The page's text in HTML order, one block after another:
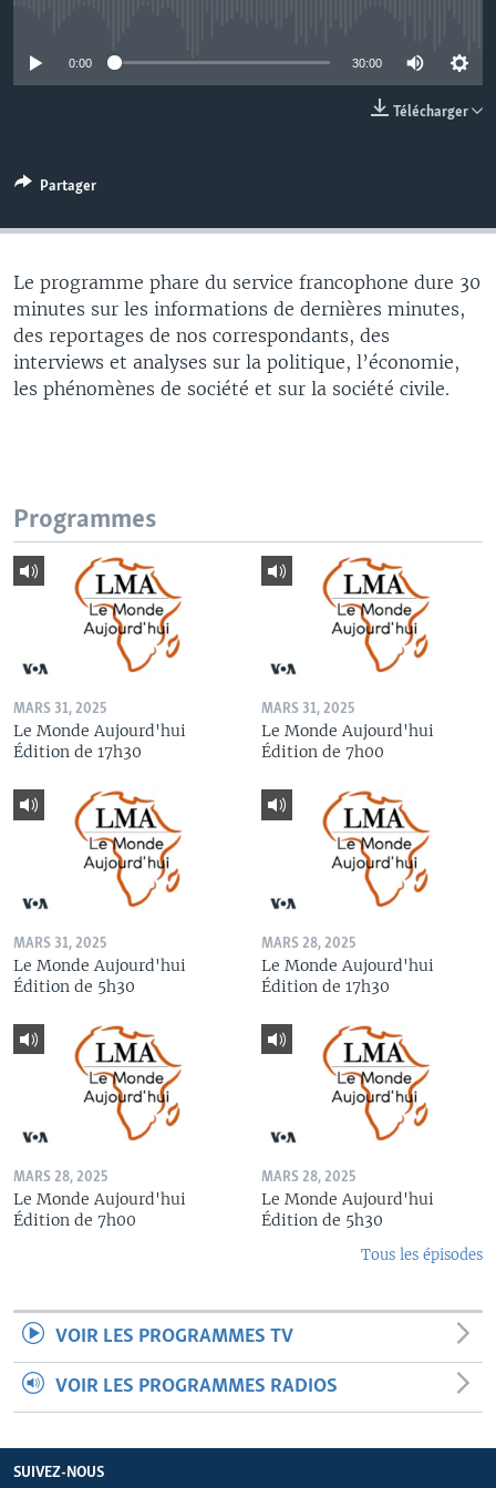
0:00 30:00
Télécharger
Partager
Le programme phare du service francophone dure 30
minutes sur les informations de dernières minutes,
des reportages de nos correspondants, des
interviews et analyses sur la politique, l’économie,
les phénomènes de société et sur la société civile.
Programmes
MARS 31, 2025
Le Monde Aujourd'hui
Édition de 17h30
MARS 31, 2025
Le Monde Aujourd'hui
Édition de 7h00
MARS 31, 2025
Le Monde Aujourd'hui
Édition de 5h30
MARS 28, 2025
Le Monde Aujourd'hui
Édition de 17h30
MARS 28, 2025
Le Monde Aujourd'hui
Édition de 7h00
MARS 28, 2025
Le Monde Aujourd'hui
Édition de 5h30
Tous les épisodes
VOIR LES PROGRAMMES TV
VOIR LES PROGRAMMES RADIOS
SUIVEZ-NOUS